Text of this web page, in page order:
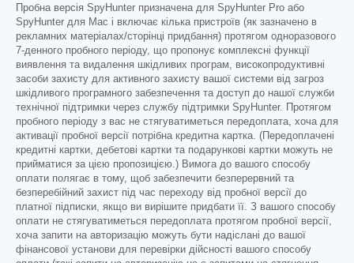
Пробна версія SpyHunter призначена для SpyHunter Pro або
SpyHunter для Mac і включає кілька пристроїв (як зазначено в
рекламних матеріалах/сторінці придбання) протягом одноразового
7-денного пробного періоду, що пропонує комплексні функції
виявлення та видалення шкідливих програм, високопродуктивні
засоби захисту для активного захисту вашої системи від загроз
шкідливого програмного забезпечення та доступ до нашої служби
технічної підтримки через службу підтримки SpyHunter. Протягом
пробного періоду з вас не стягуватиметься передоплата, хоча для
активації пробної версії потрібна кредитна картка. (Передоплачені
кредитні картки, дебетові картки та подарункові картки можуть не
прийматися за цією пропозицією.) Вимога до вашого способу
оплати полягає в тому, щоб забезпечити безперервний та
безперебійний захист під час переходу від пробної версії до
платної підписки, якщо ви вирішите придбати її. З вашого способу
оплати не стягуватиметься передоплата протягом пробної версії,
хоча запити на авторизацію можуть бути надіслані до вашої
фінансової установи для перевірки дійсності вашого способу